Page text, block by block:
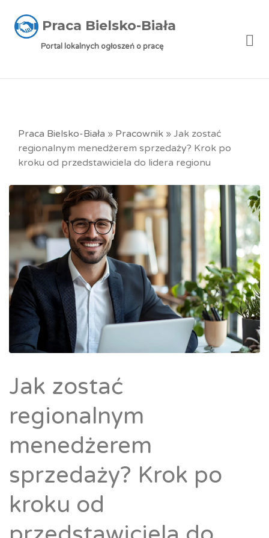
Praca Bielsko-Biała
Portal lokalnych ogłoszeń o pracę
Praca Bielsko-Biała » Pracownik » Jak zostać
regionalnym menedżerem sprzedaży? Krok po
kroku od przedstawiciela do lidera regionu
Jak zostać
regionalnym
menedżerem
sprzedaży? Krok po
kroku od